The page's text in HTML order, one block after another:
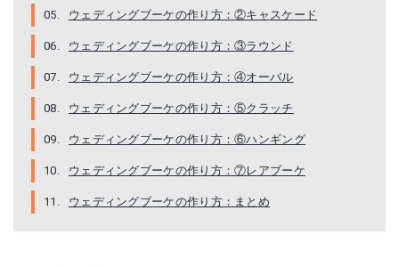
ウェディングブーケの作り方：②キャスケード
ウェディングブーケの作り方：③ラウンド
ウェディングブーケの作り方：④オーバル
ウェディングブーケの作り方：⑤クラッチ
ウェディングブーケの作り方：⑥ハンギング
ウェディングブーケの作り方：⑦レアブーケ
ウェディングブーケの作り方：まとめ